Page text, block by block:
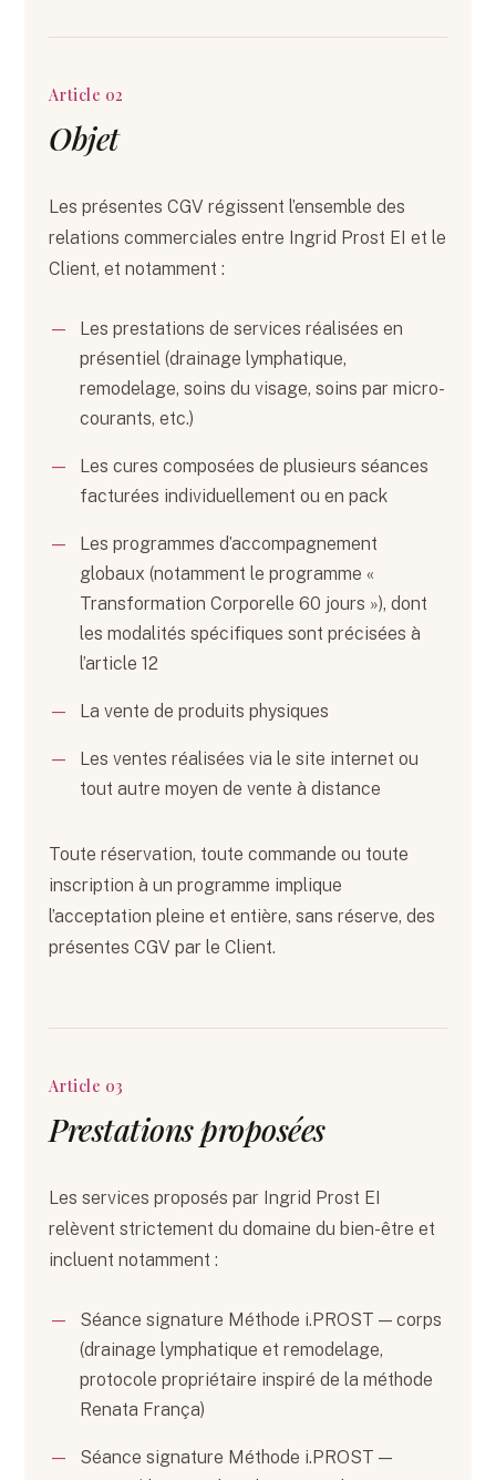
Article 02
Objet
Les présentes CGV régissent l’ensemble des
relations commerciales entre Ingrid Prost EI et le
Client, et notamment :
Les prestations de services réalisées en
présentiel (drainage lymphatique,
remodelage, soins du visage, soins par micro-
courants, etc.)
Les cures composées de plusieurs séances
facturées individuellement ou en pack
Les programmes d’accompagnement
globaux (notamment le programme «
Transformation Corporelle 60 jours »), dont
les modalités spécifiques sont précisées à
l’article 12
La vente de produits physiques
Les ventes réalisées via le site internet ou
tout autre moyen de vente à distance
Toute réservation, toute commande ou toute
inscription à un programme implique
l’acceptation pleine et entière, sans réserve, des
présentes CGV par le Client.
Article 03
Prestations proposées
Les services proposés par Ingrid Prost EI
relèvent strictement du domaine du bien-être et
incluent notamment :
Séance signature Méthode i.PROST — corps
(drainage lymphatique et remodelage,
protocole propriétaire inspiré de la méthode
Renata França)
Séance signature Méthode i.PROST —